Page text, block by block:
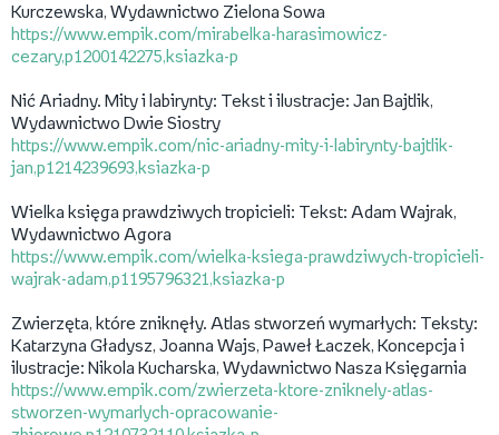
Kurczewska, Wydawnictwo Zielona Sowa
https://www.empik.com/mirabelka-harasimowicz-
cezary,p1200142275,ksiazka-p
Nić Ariadny. Mity i labirynty: Tekst i ilustracje: Jan Bajtlik,
Wydawnictwo Dwie Siostry
https://www.empik.com/nic-ariadny-mity-i-labirynty-bajtlik-
jan,p1214239693,ksiazka-p
Wielka księga prawdziwych tropicieli: Tekst: Adam Wajrak,
Wydawnictwo Agora
https://www.empik.com/wielka-ksiega-prawdziwych-tropicieli-
wajrak-adam,p1195796321,ksiazka-p
Zwierzęta, które zniknęły. Atlas stworzeń wymarłych: Teksty:
Katarzyna Gładysz, Joanna Wajs, Paweł Łaczek, Koncepcja i
ilustracje: Nikola Kucharska, Wydawnictwo Nasza Księgarnia
https://www.empik.com/zwierzeta-ktore-zniknely-atlas-
stworzen-wymarlych-opracowanie-